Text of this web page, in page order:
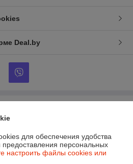
Deal.by
для обеспечения удобства
предоставления персональных
настроить файлы cookies или